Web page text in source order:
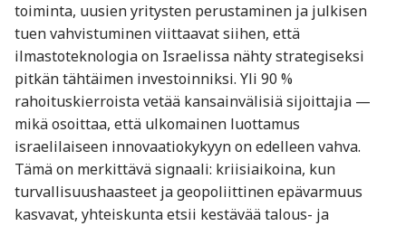
toiminta, uusien yritysten perustaminen ja julkisen
tuen vahvistuminen viittaavat siihen, että
ilmastoteknologia on Israelissa nähty strategiseksi
pitkän tähtäimen investoinniksi. Yli 90 %
rahoituskierroista vetää kansainvälisiä sijoittajia —
mikä osoittaa, että ulkomainen luottamus
israelilaiseen innovaatiokykyyn on edelleen vahva.
Tämä on merkittävä signaali: kriisiaikoina, kun
turvallisuushaasteet ja geopoliittinen epävarmuus
kasvavat, yhteiskunta etsii kestävää talous- ja